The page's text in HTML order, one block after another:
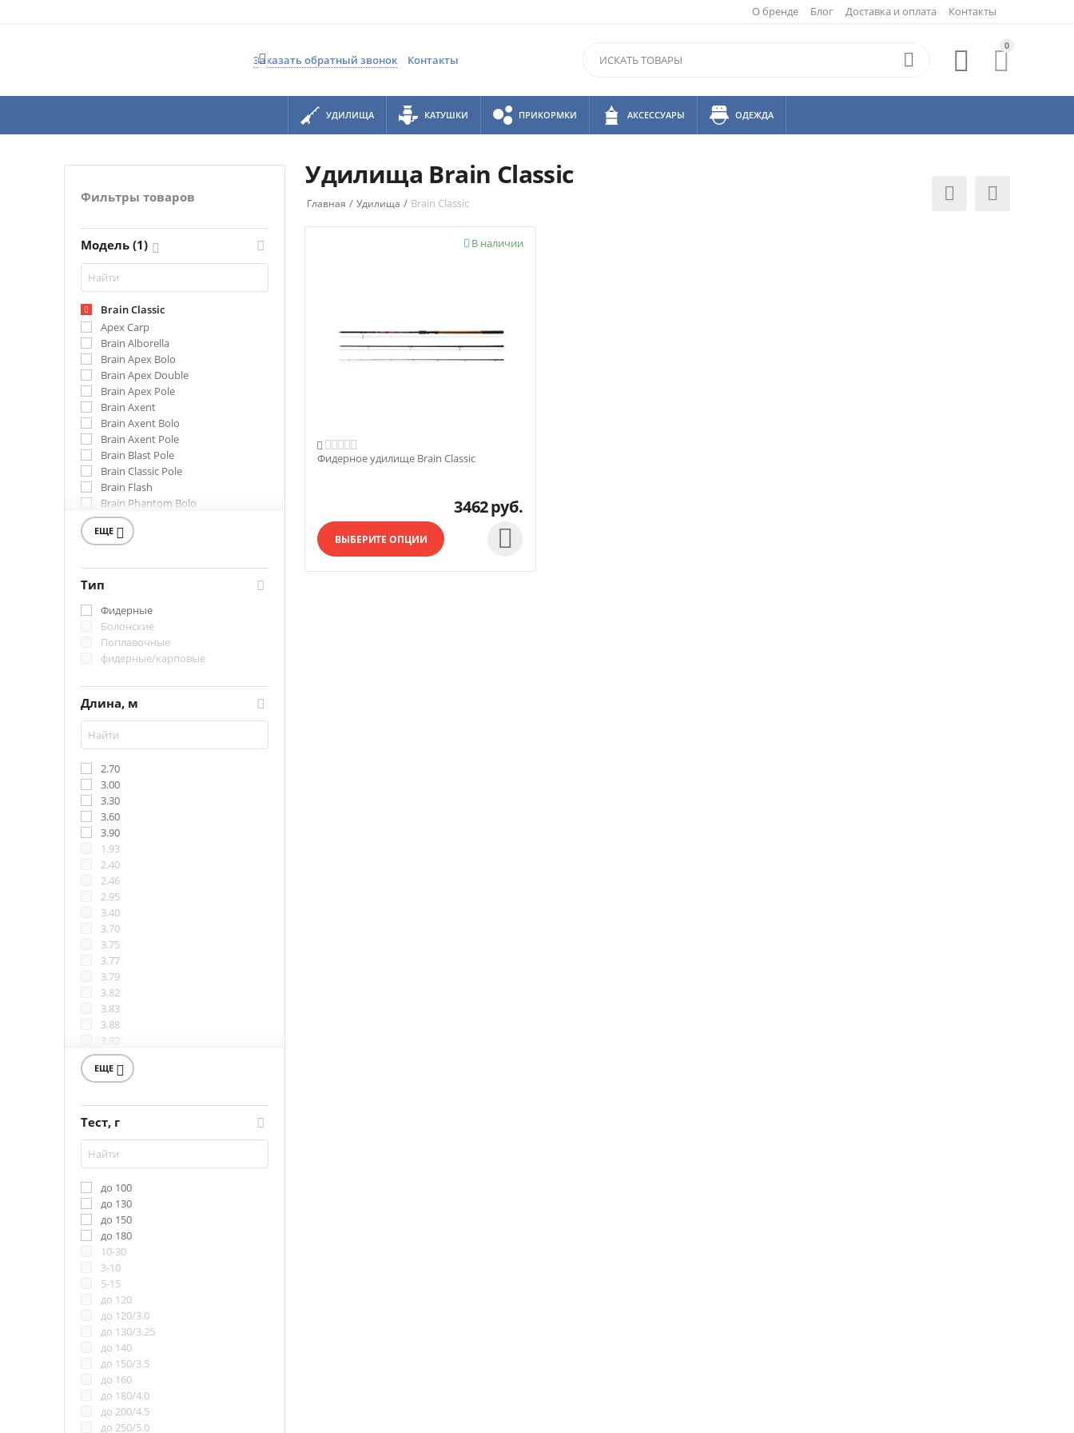
О бренде Блог Доставка и оплата Контакты

Заказать обратный звонок Контакты
0



УДИЛИЩА КАТУШКИ ПРИКОРМКИ АКСЕССУАРЫ ОДЕЖДА
Фильтры товаров
Модель (1)
Brain Classic
Apex Carp
Brain Alborella
Brain Apex Bolo
Brain Apex Double
Brain Apex Pole
Brain Axent
Brain Axent Bolo
Brain Axent Pole
Brain Blast Pole
Brain Classic Pole
Brain Flash
Brain Phantom Bolo
Brain Phantom Pole
Brain Scout
Brain Scout Pole
Brain Storm
ЕЩЕ 
Тип
Фидерные
Болонские
Поплавочные
фидерные/карповые
Длина, м
2.70
3.00
3.30
3.60
3.90
1.93
2.40
2.46
2.95
3.40
3.70
3.75
3.77
3.79
3.82
3.83
3.88
3.92
3.96
4.00
4.43
4.50
4.70
4.75
4.78
4.80
4.81
4.85
4.88
4.92
4.93
5.00
5.60
5.73
5.80
5.81
5.83
5.84
5.87
5.90
5.92
ЕЩЕ 
Тест, г
до 100
до 130
до 150
до 180
10-30
3-10
5-15
до 120
до 120/3.0
до 130/3.25
до 140
до 150/3.5
до 160
до 180/4.0
до 200/4.5
до 250/5.0
Удилища Brain Classic
Главная / Удилища / Brain Classic  
В наличии


Фидерное удилище Brain Classic
3462руб.
ВЫБЕРИТЕ ОПЦИИ 